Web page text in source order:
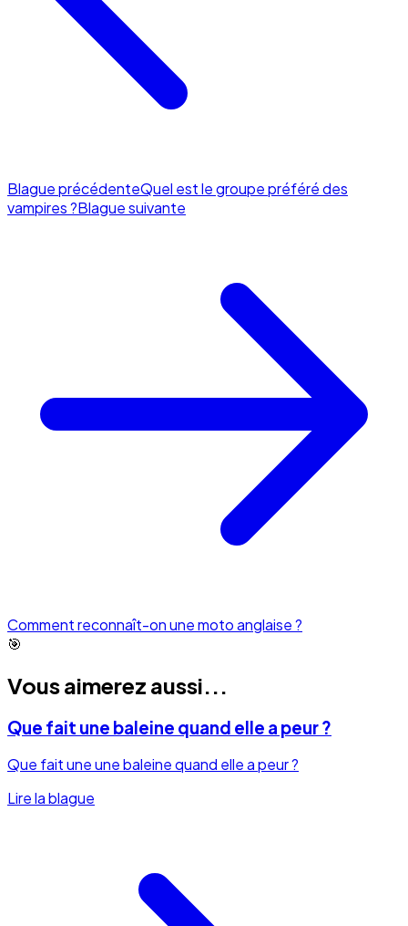
Blague précédenteQuel est le groupe préféré des
vampires ?Blague suivante
Comment reconnaît-on une moto anglaise ?
🎯
Vous aimerez aussi...
Que fait une baleine quand elle a peur ?
Que fait une une baleine quand elle a peur ?
Lire la blague